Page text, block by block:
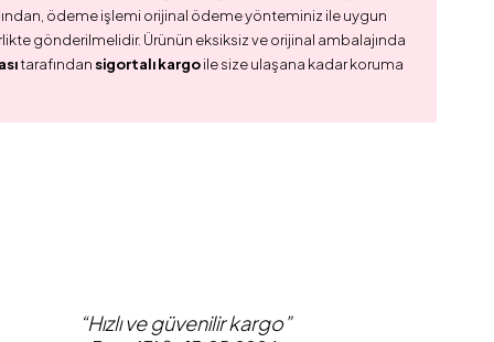
ödeme işlemi orijinal ödeme yönteminiz ile uygun
gönderilmelidir. Ürünün eksiksiz ve orijinal ambalajında
tarafından sigortalı kargoile size ulaşana kadar koruma
“Hızlı ve güvenilir kargo”